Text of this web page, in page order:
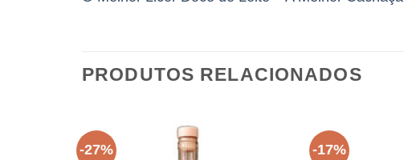
PRODUTOS RELACIONADOS
-27% -17%